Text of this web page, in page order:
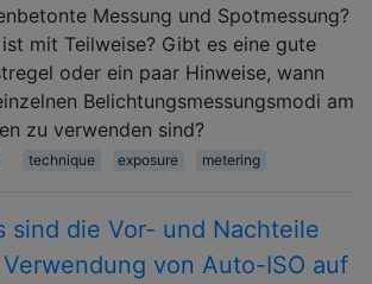
Messung und Spotmessung?
ist mit Teilweise? Gibt es eine gute
oder ein paar Hinweise, wann
Belichtungsmessungsmodi am
zu verwenden sind?
technique exposure metering
sind die Vor- und Nachteile
von Auto-ISO auf